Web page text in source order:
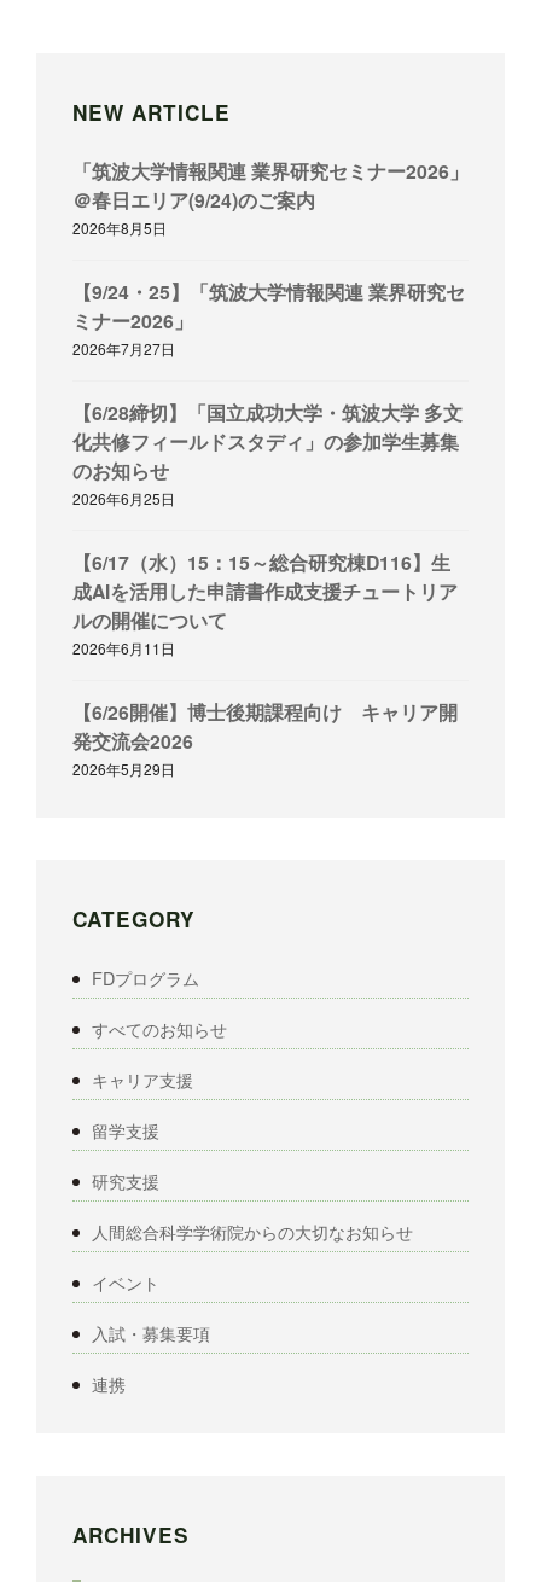
NEW ARTICLE
「筑波大学情報関連 業界研究セミナー2026」
＠春日エリア(9/24)のご案内
2026年8月5日
【9/24・25】「筑波大学情報関連 業界研究セ
ミナー2026」
2026年7月27日
【6/28締切】「国立成功大学・筑波大学 多文
化共修フィールドスタディ」の参加学生募集
のお知らせ
2026年6月25日
【6/17（水）15：15～総合研究棟D116】生
成AIを活用した申請書作成支援チュートリア
ルの開催について
2026年6月11日
【6/26開催】博士後期課程向け キャリア開
発交流会2026
2026年5月29日
CATEGORY
FDプログラム
すべてのお知らせ
キャリア支援
留学支援
研究支援
人間総合科学学術院からの大切なお知らせ
イベント
入試・募集要項
連携
ARCHIVES